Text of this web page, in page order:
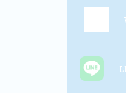
保険対応の有無は、受付
ことが多いですが、不明
請求のどちらに対応して